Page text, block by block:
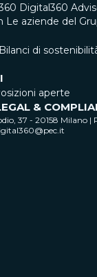
Digital360
Le aziende del
Bilanci di
aperte
&
37 - 20158